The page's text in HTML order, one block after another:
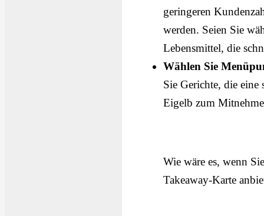
geringeren
werden. Seien Sie
Lebensmittel, die
Wählen Sie
Sie Gerichte, die eine
Eigelb zum
Wie wäre es, wenn
Takeaway-Karte